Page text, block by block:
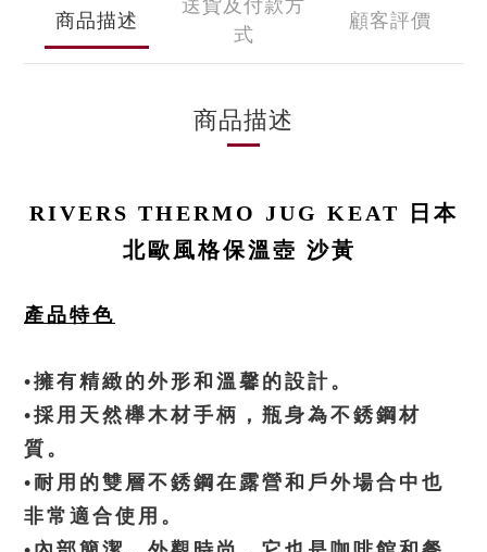
商品描述
式
顧客評價
商品描述
RIVERS THERMO JUG KEAT 日本
北歐風格保溫壺 沙黃
產品特色
•擁有精緻的外形和溫馨的設計。
•採用天然櫸木材手柄，瓶身為不銹鋼材
質。
•耐用的雙層不銹鋼在露營和戶外場合中也
非常適合使用。